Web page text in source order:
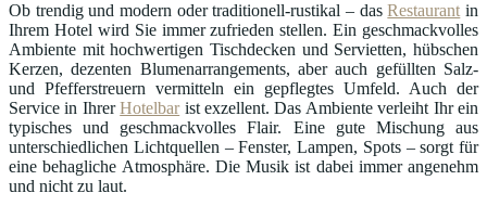
Ob trendig und modern oder traditionell-rustikal – dasRestaurant in
Ihrem Hotel wird Sie immer zufrieden stellen. Ein geschmackvolles
Ambiente mit hochwertigen Tischdecken und Servietten, hübschen
Kerzen, dezenten Blumenarrangements, aber auch gefüllten Salz-
und Pfefferstreuern vermitteln ein gepflegtes Umfeld. Auch der
Service in IhrerHotelbarist exzellent. Das Ambiente verleiht Ihr ein
typisches und geschmackvolles Flair. Eine gute Mischung aus
unterschiedlichen Lichtquellen – Fenster, Lampen, Spots – sorgt für
eine behagliche Atmosphäre. Die Musik ist dabei immer angenehm
und nicht zu laut.